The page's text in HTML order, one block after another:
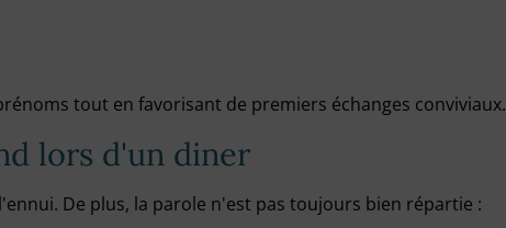
tout en favorisant de premiers échanges conviviaux.
lors d'un diner
De plus, la parole n'est pas toujours bien répartie :